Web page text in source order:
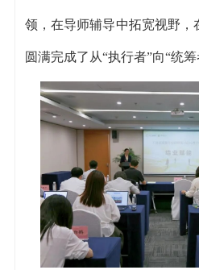
领，在导师辅导中拓宽视野，
圆满完成了从“执行者”向“统筹